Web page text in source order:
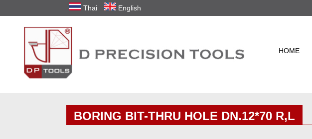
Thai English
HOME
BORING BIT-THRU HOLE DN.12*70 R,L